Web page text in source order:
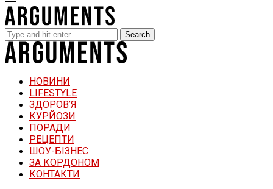
Search
НОВИНИ
LIFESTYLE
ЗДОРОВ’Я
КУРЙОЗИ
ПОРАДИ
РЕЦЕПТИ
ШОУ-БІЗНЕС
ЗА КОРДОНОМ
КОНТАКТИ